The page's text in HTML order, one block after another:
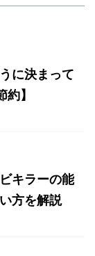
に決まって
】
キラーの能
方を解説